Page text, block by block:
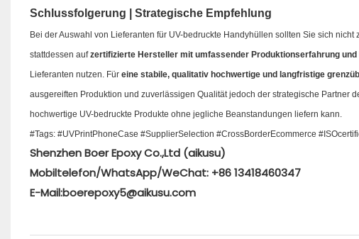
Schlussfolgerung | Strategische Empfehlung
Bei der Auswahl von Lieferanten für UV-bedruckte Handyhüllen sollten Sie sich
stattdessen aufzertifizierte Hersteller mit umfassender Produktionserfahrung
Lieferanten nutzen. Für eine stabile, qualitativ hochwertige und langfristige
ausgereiften Produktion und zuverlässigen Qualität jedoch der strategische Partner
hochwertige UV-bedruckte Produkte ohne jegliche Beanstandungen liefern kann.
#Tags: #UVPrintPhoneCase #SupplierSelection #CrossBorderEcommerce
Shenzhen Boer Epoxy Co.,Ltd (aikusu)
Mobiltelefon/WhatsApp/WeChat: +86 13418460347
E-Mail:boerepoxy5@aikusu.com